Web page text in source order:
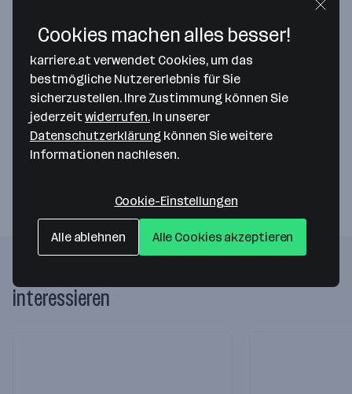
Map data ©2026 Google
AAE Naturstrom Vertrieb GmbH
Kötschach 66
9640 Kötschach-Mauthen— Route berechnen
Webseite
interessieren
Cookies machen alles besser!
karriere.at verwendet Cookies, um das
bestmögliche Nutzererlebnis für Sie
sicherzustellen. Ihre Zustimmung können Sie
jederzeit widerrufen. In unserer
Datenschutzerklärung können Sie weitere
Informationen nachlesen.
Cookie-Einstellungen
Alle ablehnen Alle Cookies akzeptieren